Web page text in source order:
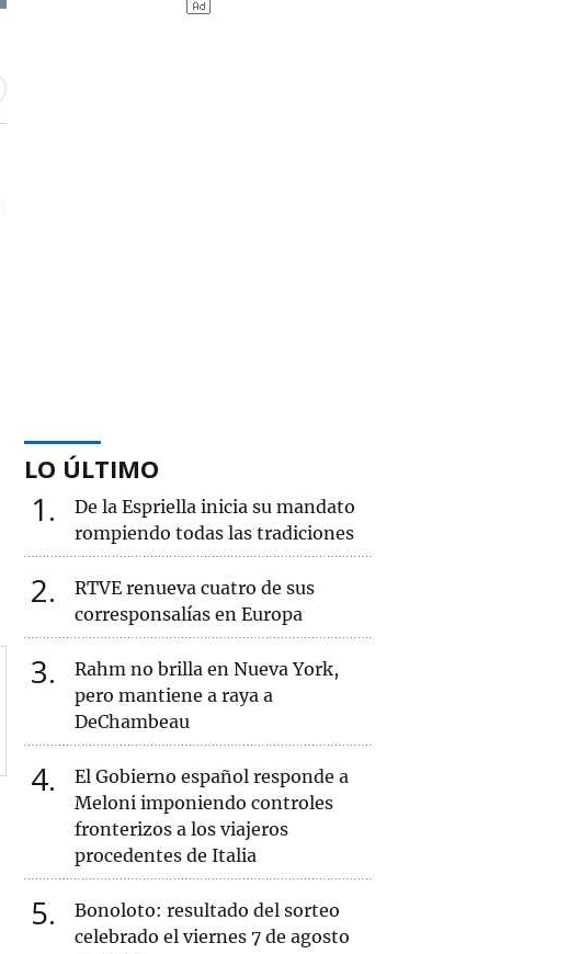
LO ÚLTIMO
1
De la Espriella inicia su mandato
rompiendo todas las tradiciones
2
RTVE renueva cuatro de sus
corresponsalías en Europa
3
Rahm no brilla en Nueva York,
pero mantiene a raya a
DeChambeau
4
El Gobierno español responde a
Meloni imponiendo controles
fronterizos a los viajeros
procedentes de Italia
5
Bonoloto: resultado del sorteo
celebrado el viernes 7 de agosto